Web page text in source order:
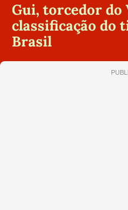
Gui, torcedor do
classificação do
Brasil